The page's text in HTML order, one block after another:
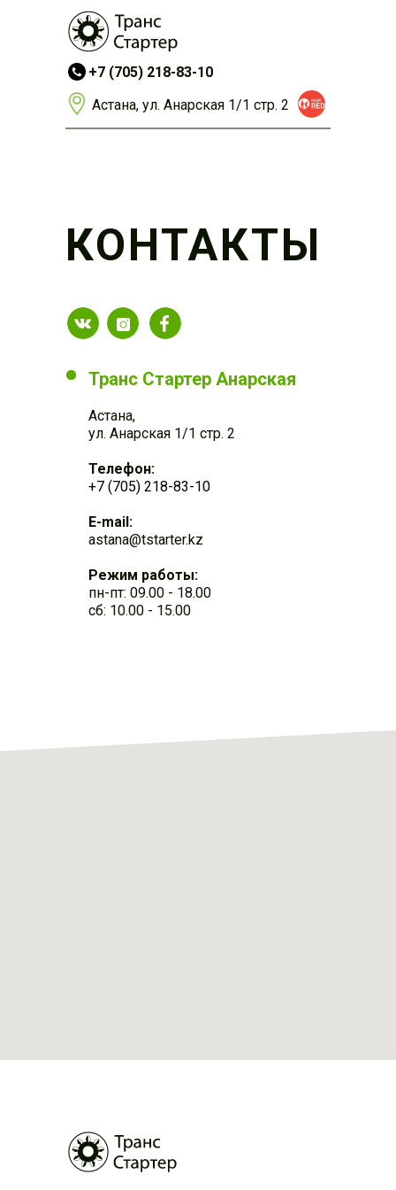
Астана, ул. Анарская 1/1 стр. 2
+7 (705) 218-83-10
КОНТАКТЫ
Транс Стартер Анарская
Астана,
ул. Анарская 1/1 стр. 2
Телефон:
+7 (705) 218-83-10
E-mail:
astana@tstarter.kz
Режим работы:
пн-пт: 09.00 - 18.00
сб: 10.00 - 15.00